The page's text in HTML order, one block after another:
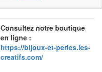
Consultez notre boutique
en ligne :
https://bijoux-et-perles.les-
creatifs.com/